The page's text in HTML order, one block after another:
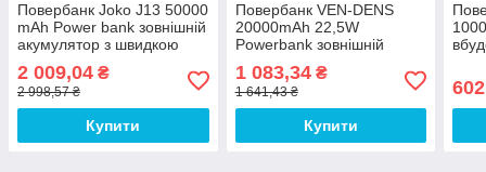
Повербанк Joko J13 50000
mAh Power bank зовнішній
акумулятор з швидкою
зарядкою для телефону
планшета
2 009,04 ₴
2 998,57 ₴
Купити
Повербанк VEN-DENS
20000mAh 22,5W
Powerbank зовнішній
акумулятор з швидкою
зарядкою для телефону
планшета кільцевоі лампа
- Білий
1 083,34₴
1 641,43 ₴
Купити
для